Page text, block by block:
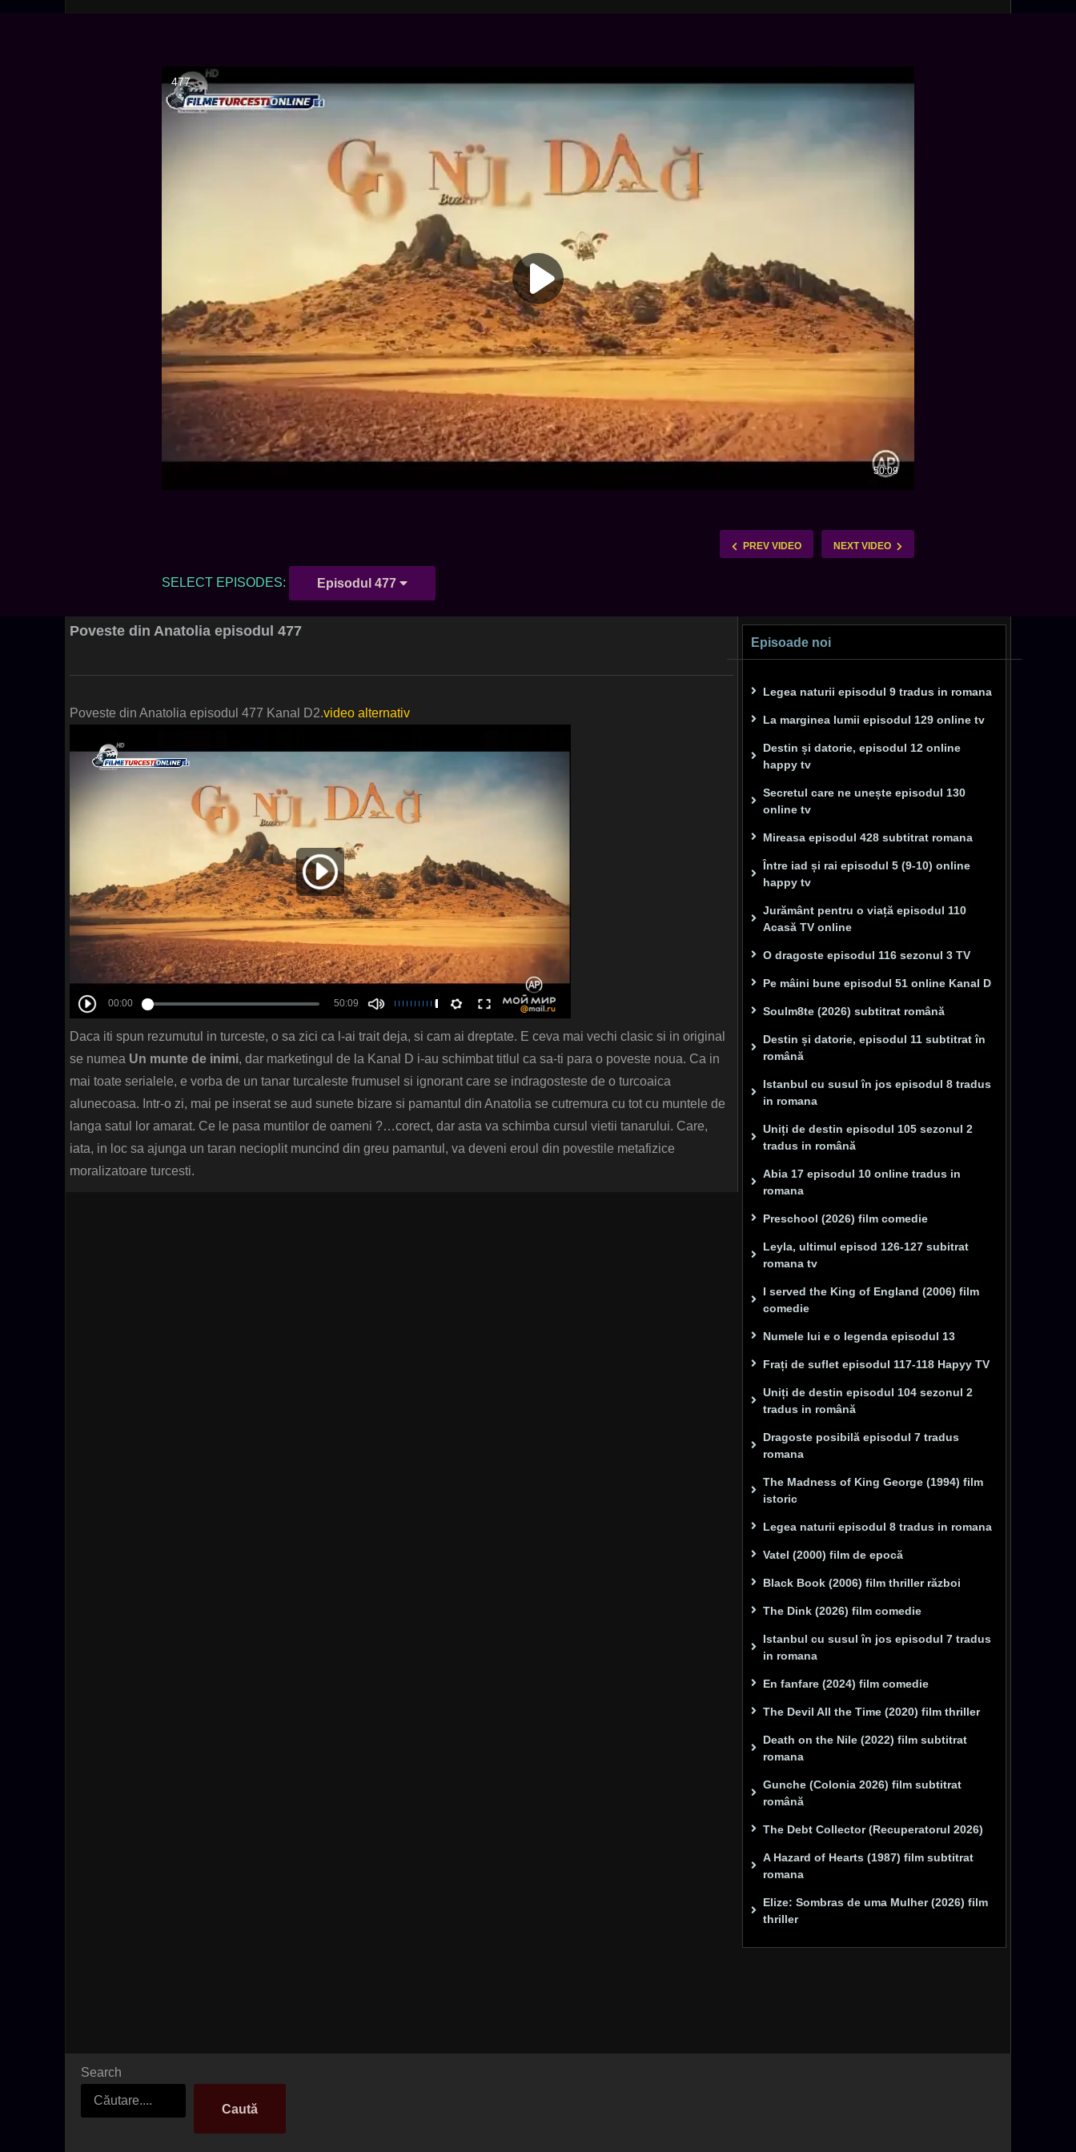
PREV VIDEO NEXT VIDEO
SELECT EPISODES: Episodul 477
Poveste din Anatolia episodul 477
Poveste din Anatolia episodul 477 Kanal D2.video alternativ
Daca iti spun rezumutul in turceste, o sa zici ca l-ai trait deja, si cam ai dreptate. E ceva mai vechi clasic si in original
se numea Un munte de inimi, dar marketingul de la Kanal D i-au schimbat titlul ca sa-ti para o poveste noua. Ca in
mai toate serialele, e vorba de un tanar turcaleste frumusel si ignorant care se indragosteste de o turcoaica
alunecoasa. Intr-o zi, mai pe inserat se aud sunete bizare si pamantul din Anatolia se cutremura cu tot cu muntele de
langa satul lor amarat. Ce le pasa muntilor de oameni ?…corect, dar asta va schimba cursul vietii tanarului. Care,
iata, in loc sa ajunga un taran necioplit muncind din greu pamantul, va deveni eroul din povestile metafizice
moralizatoare turcesti.
Episoade noi
Legea naturii episodul 9 tradus in romana
La marginea lumii episodul 129 online tv
Destin și datorie, episodul 12 online
happy tv
Secretul care ne unește episodul 130
online tv
Mireasa episodul 428 subtitrat romana
Între iad și rai episodul 5 (9-10) online
happy tv
Jurământ pentru o viață episodul 110
Acasă TV online
O dragoste episodul 116 sezonul 3 TV
Pe mâini bune episodul 51 online Kanal D
Soulm8te (2026) subtitrat română
Destin și datorie, episodul 11 subtitrat în
română
Istanbul cu susul în jos episodul 8 tradus
in romana
Uniți de destin episodul 105 sezonul 2
tradus in română
Abia 17 episodul 10 online tradus in
romana
Preschool (2026) film comedie
Leyla, ultimul episod 126-127 subitrat
romana tv
I served the King of England (2006) film
comedie
Numele lui e o legenda episodul 13
Frați de suflet episodul 117-118 Hapyy TV
Uniți de destin episodul 104 sezonul 2
tradus in română
Dragoste posibilă episodul 7 tradus
romana
The Madness of King George (1994) film
istoric
Legea naturii episodul 8 tradus in romana
Vatel (2000) film de epocă
Black Book (2006) film thriller război
The Dink (2026) film comedie
Istanbul cu susul în jos episodul 7 tradus
in romana
En fanfare (2024) film comedie
The Devil All the Time (2020) film thriller
Death on the Nile (2022) film subtitrat
romana
Gunche (Colonia 2026) film subtitrat
română
The Debt Collector (Recuperatorul 2026)
A Hazard of Hearts (1987) film subtitrat
romana
Elize: Sombras de uma Mulher (2026) film
thriller
Search
Caută